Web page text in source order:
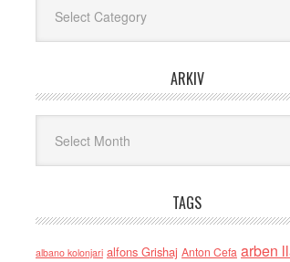
ARKIV
TAGS
albano kolonjari alfons Grishaj Anton Cefa arben